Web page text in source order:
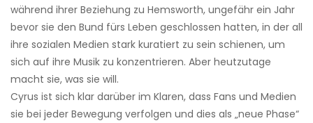
während ihrer Beziehung zu Hemsworth, ungefähr ein Jahr
bevor sie den Bund fürs Leben geschlossen hatten, in der all
ihre sozialen Medien stark kuratiert zu sein schienen, um
sich auf ihre Musik zu konzentrieren. Aber heutzutage
macht sie, was sie will.
Cyrus ist sich klar darüber im Klaren, dass Fans und Medien
sie bei jeder Bewegung verfolgen und dies als „neue Phase“